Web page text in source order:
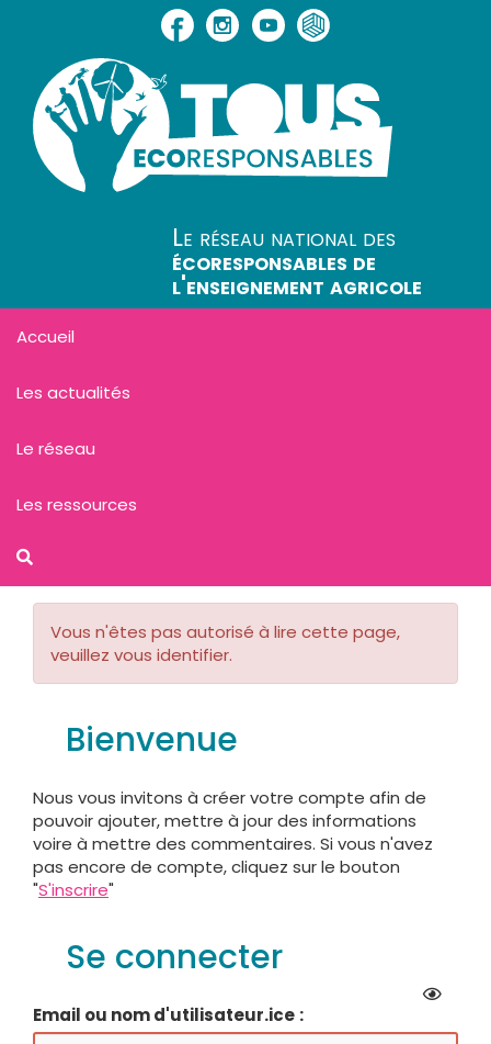
Vous n'êtes pas autorisé à lire cette page,
veuillez vous identifier.
Bienvenue
Nous vous invitons à créer votre compte afin de
pouvoir ajouter, mettre à jour des informations
voire à mettre des commentaires. Si vous n'avez
pas encore de compte, cliquez sur le bouton
"S'inscrire"
Se connecter
Email ou nom d'utilisateur.ice
Le réseau national des
écoresponsables de
l'enseignement agricole
Accueil
Les actualités
Le réseau
Les ressources